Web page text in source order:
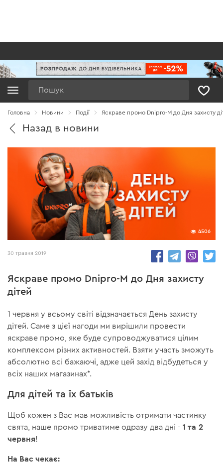
Головна Новини Події Яскраве промо Dnipro-M до Дня захисту
Назад в новини
4506
30 травня 2019
Яскраве промо Dnipro-M до Дня захисту
дітей
1 червня у всьому світі відзначається День захисту
дітей. Саме з цієї нагоди ми вирішили провести
яскраве промо, яке буде супроводжуватися цілим
комплексом різних активностей. Взяти участь зможуть
абсолютно всі бажаючі, адже цей захід відбудеться у
всіх наших магазинах*.
Для дітей та їх батьків
Щоб кожен з Вас мав можливість отримати частинку
свята, наше промо триватиме одразу два дні -1 та 2
червня!
На Вас чекає: